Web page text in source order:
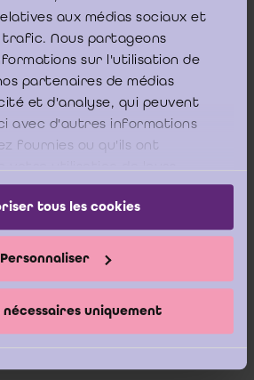
aux médias sociaux et
Nous partageons
sur l'utilisation de
partenaires de médias
et d'analyse, qui peuvent
avec d'autres informations
fournies ou qu'ils ont
tous les cookies
Personnaliser
nécessaires uniquement
la direction considère comme
permettre l'établissement d'états
comportant pas d'anomalies
celles-ci proviennent de fraudes
aux prescrits de la loi
2016, l’ICCI ne peut que constater à
spécial des charges que seul
du réviseur d’entreprises sont
ci.